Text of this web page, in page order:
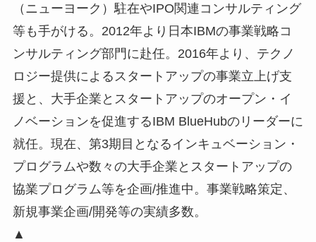
（ニューヨーク）駐在やIPO関連コンサルティング
等も手がける。2012年より日本IBMの事業戦略コ
ンサルティング部門に赴任。2016年より、テクノ
ロジー提供によるスタートアップの事業立上げ支
援と、大手企業とスタートアップのオープン・イ
ノベーションを促進するIBM BlueHubのリーダーに
就任。現在、第3期目となるインキュベーション・
プログラムや数々の大手企業とスタートアップの
協業プログラム等を企画/推進中。事業戦略策定、
新規事業企画/開発等の実績多数。
▲